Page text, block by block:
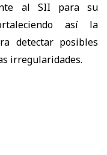
al SII para su
así la
detectar posibles
irregularidades.